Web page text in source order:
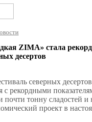
ZIMA» стала
десертов
северных
рекордными
почти тонну сладостей и
проект в